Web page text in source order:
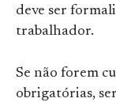
deve ser
trabalhador.
Se não forem
obrigatórias,